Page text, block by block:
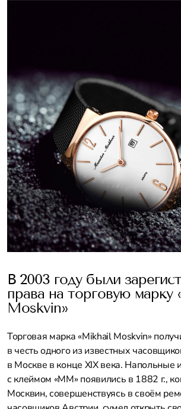
В 2003 году были
права на торговую марку
Moskvin»
Торговая марка «Mikhail Moskvin»
в честь одного из известных
в Москве в конце XIX века. Напольные
с клеймом «ММ» появились в 1882 г.,
Москвин, совершенствуясь в своём